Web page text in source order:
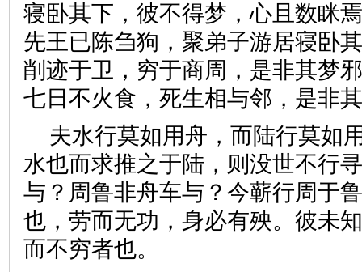
寝卧其下，彼不得梦，心且数眯
先王已陈刍狗，聚弟子游居寝卧
削迹于卫，穷于商周，是非其梦
七日不火食，死生相与邻，
夫水行莫如用舟，而陆行莫如
水也而求推之于陆，则没世不行
与？周鲁非舟车与？今蕲行周于
也，劳而无功，身必有殃。彼未
而不穷者也。